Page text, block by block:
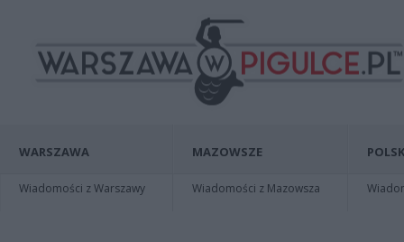
WARSZAWA
Wiadomości z Warszawy
MAZOWSZE
Wiadomości z Mazowsza